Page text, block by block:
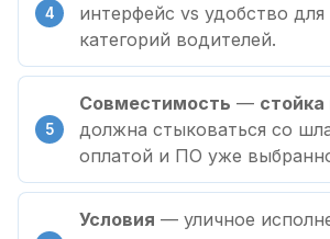
интерфейс vs удобство для
категорий водителей.
Совместимость —
должна стыковаться со
оплатой и ПО уже
Условия — уличное